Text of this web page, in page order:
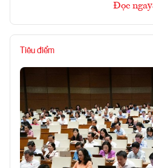
Đọc ngay
Tiêu điểm